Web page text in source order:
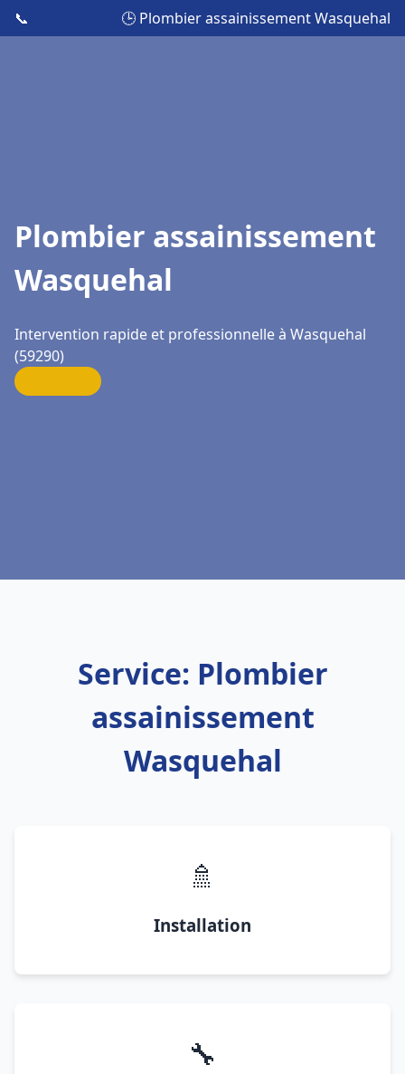
📞 🕒 Plombier assainissement Wasquehal
Plombier assainissement
Wasquehal
Intervention rapide et professionnelle à Wasquehal
(59290)
Service: Plombier
assainissement
Wasquehal
🚿
Installation
🔧